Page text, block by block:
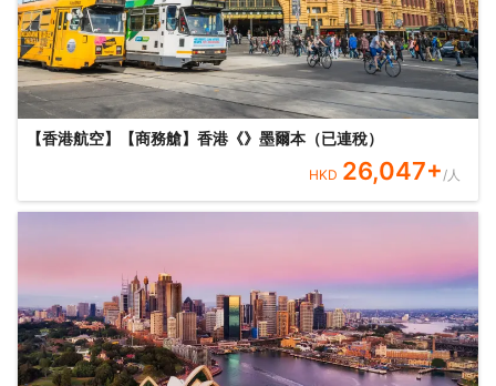
【香港航空】【商務艙】香港《》墨爾本（已連稅）
HKD 26,047+/人